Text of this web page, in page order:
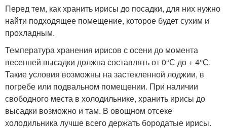
Перед тем, как хранить ирисы до посадки, для них нужно
найти подходящее помещение, которое будет сухим и
прохладным.
Температура хранения ирисов с осени до момента
весенней высадки должна составлять от 0°С до + 4°С.
Такие условия возможны на застекленной лоджии, в
погребе или подвальном помещении. При наличии
свободного места в холодильнике, хранить ирисы до
высадки возможно и там. В овощном отсеке
холодильника лучше всего держать бородатые ирисы.